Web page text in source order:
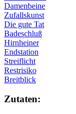
Damenbeine
Zufallskunst
Die gute Tat
Badeschluß
Hirnheiner
Endstation
Streiflicht
Restrisiko
Breitblick
Zu­ta­ten: